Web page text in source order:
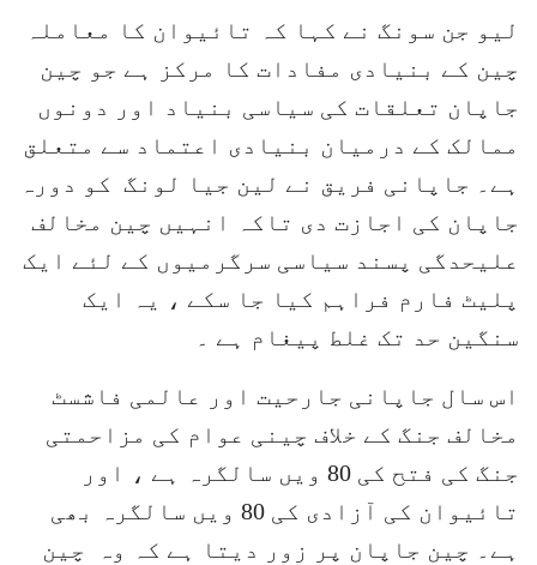
لیو جن سونگ نے کہا کہ تائیوان کا معاملہ
چین کے بنیادی مفادات کا مرکز ہے جو چین
جاپان تعلقات کی سیاسی بنیاد اور دونوں
ممالک کے درمیان بنیادی اعتماد سے متعلق
ہے۔ جاپانی فریق نے لین جیا لونگ کو دورہ
جاپان کی اجازت دی تاکہ انہیں چین مخالف
علیحدگی پسند سیاسی سرگرمیوں کے لئے ایک
پلیٹ فارم فراہم کیا جا سکے ، یہ ایک
سنگین حد تک غلط پیغام ہے ۔
اس سال جاپانی جارحیت اور عالمی فاشسٹ
مخالف جنگ کے خلاف چینی عوام کی مزاحمتی
جنگ کی فتح کی 80 ویں سالگرہ ہے ، اور
تائیوان کی آزادی کی 80 ویں سالگرہ بھی
ہے۔ چین جاپان پر زور دیتا ہے کہ وہ چین